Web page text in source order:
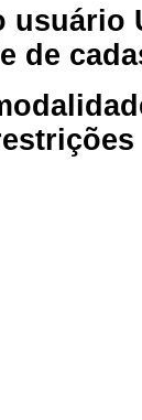
usuário
de